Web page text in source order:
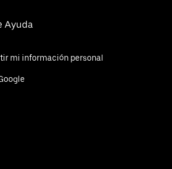
Ayuda
mi información personal